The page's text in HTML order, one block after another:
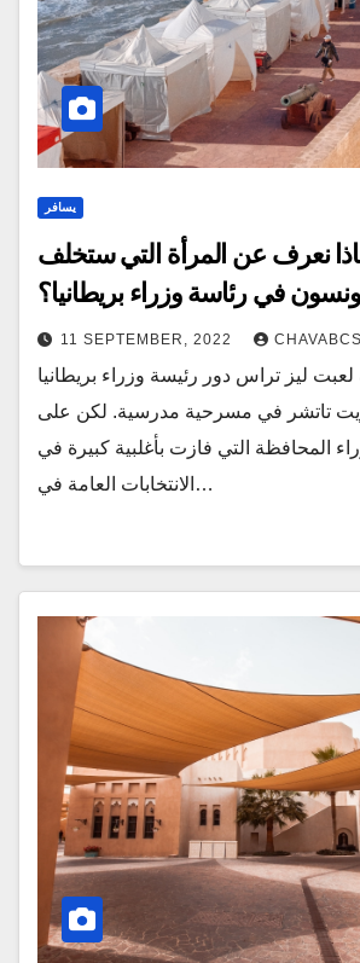
يسافر
نعرف عن المرأة التي ستخلف
في رئاسة وزراء بريطانيا؟
11 SEPTEMBER, 2022
ليز تراس دور رئيسة وزراء بريطانيا
تاتشر في مسرحية مدرسية. لكن على
المحافظة التي فازت بأغلبية كبيرة في
الانتخابات العامة في…